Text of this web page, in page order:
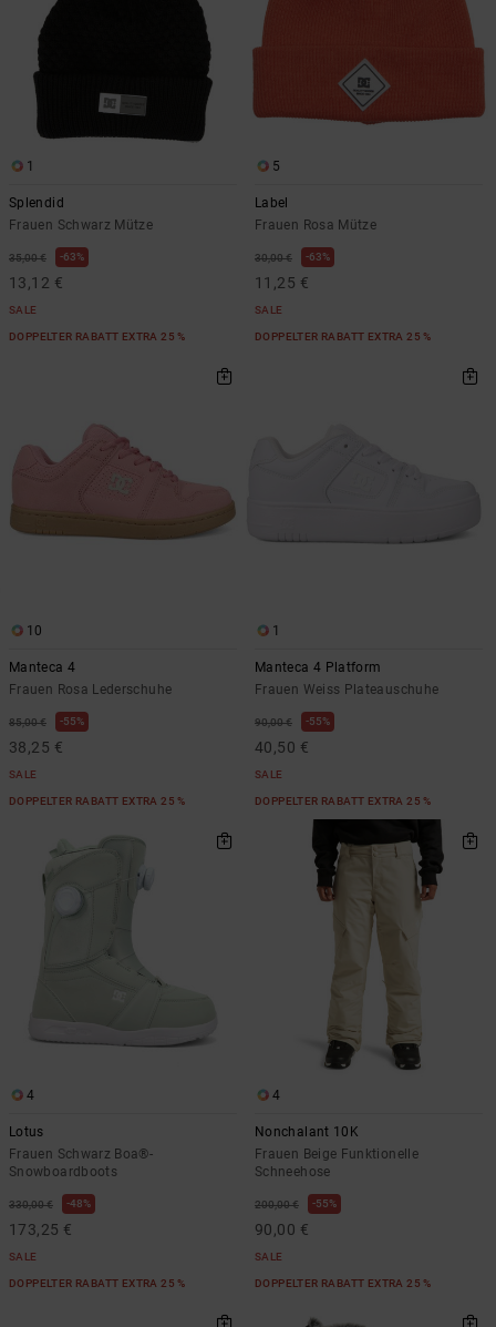
1
Splendid
Frauen Schwarz Mütze
35,00 € 63%
13,12 €
SALE
DOPPELTER RABATT EXTRA 25 %
5
Label
Frauen Rosa Mütze
30,00 € 63%
11,25 €
SALE
DOPPELTER RABATT EXTRA 25 %
10
Manteca 4
Frauen Rosa Lederschuhe
85,00 € 55%
38,25 €
SALE
DOPPELTER RABATT EXTRA 25 %
1
Manteca 4 Platform
Frauen Weiss Plateauschuhe
90,00 € 55%
40,50 €
SALE
DOPPELTER RABATT EXTRA 25 %
4
Lotus
Frauen Schwarz Boa®-
Snowboardboots
330,00 € 48%
173,25 €
SALE
DOPPELTER RABATT EXTRA 25 %
4
Nonchalant 10K
Frauen Beige Funktionelle
Schneehose
200,00 € 55%
90,00 €
SALE
DOPPELTER RABATT EXTRA 25 %